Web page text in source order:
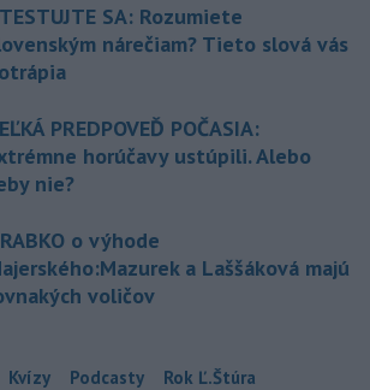
SA: Rozumiete
nárečiam? Tieto slová vás
PREDPOVEĎ POČASIA:
horúčavy ustúpili. Alebo
nie?
o výhode
a Laššáková majú
voličov
Kvízy Podcasty Rok Ľ.Štúra